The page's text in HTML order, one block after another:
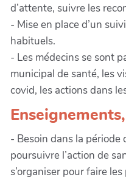
d’attente, suivre les
- Mise en place d’un
habituels.
- Les médecins se sont
municipal de santé, les
covid, les actions dans
- Besoin dans la
poursuivre l’action de
s’organiser pour faire